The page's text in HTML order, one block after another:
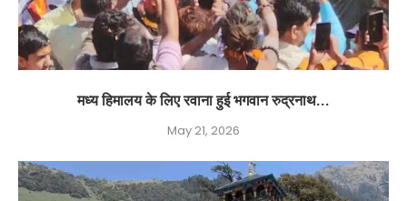
मध्य हिमालय के लिए रवाना हुई भगवान रुद्रनाथ...
May 21, 2026